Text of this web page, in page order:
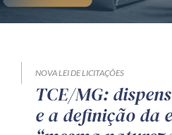
NOVA LEI DE LICITAÇÕES
TCE/MG:
e a definição da